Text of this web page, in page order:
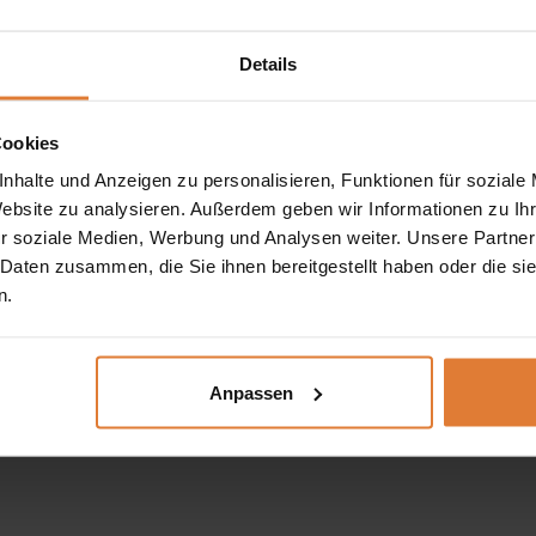
Details
und Anzeigen zu personalisieren, Funktionen für soziale
zu analysieren. Außerdem geben wir Informationen zu
soziale Medien, Werbung und Analysen weiter. Unsere
zusammen, die Sie ihnen bereitgestellt haben oder die
Anpassen
einen eleganten Kontrast. Die massiven
und
ausgestattet, die Ihnen eine
Metallgriffeerleichtern nicht nur das Öffnen der
ein stilvolles Einrichtungselement. Unser
sondern auch modisch und optisch ansprechend
Jugendzimmer.